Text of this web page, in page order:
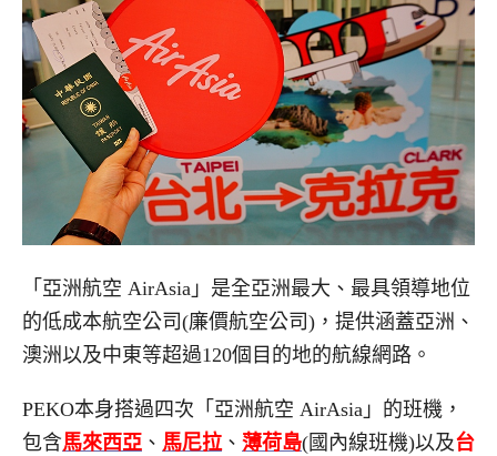
「亞洲航空 AirAsia」是全亞洲最大、最具領導地位
的低成本航空公司(廉價航空公司)，提供涵蓋亞洲、
澳洲以及中東等超過120個目的地的航線網路。
PEKO本身搭過四次「亞洲航空 AirAsia」的班機，
包含馬來西亞 、 馬尼拉 、 薄荷島(國內線班機)以及台